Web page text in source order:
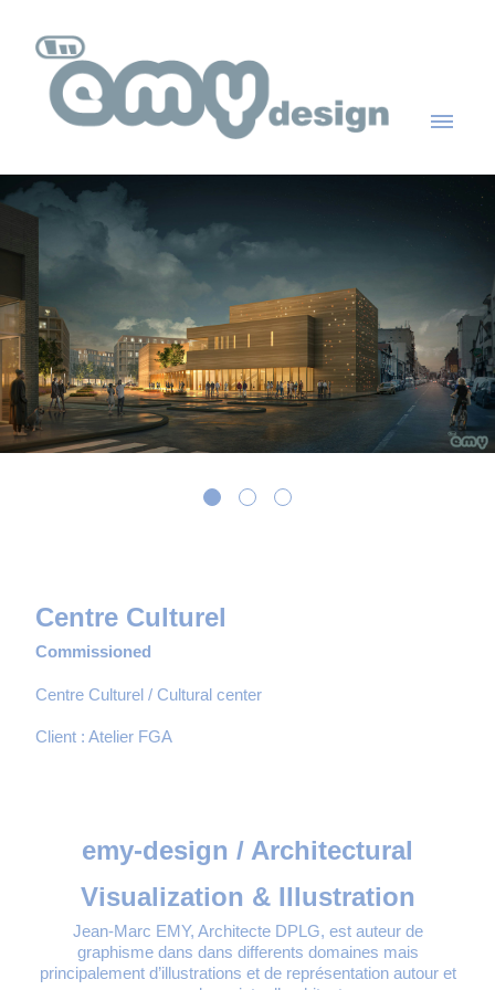
Centre Culturel
Commissioned
Centre Culturel / Cultural center
Client : Atelier FGA
emy-design / Architectural
Visualization & Illustration
Jean-Marc EMY, Architecte DPLG, est auteur de
graphisme dans dans differents domaines mais
principalement d’illustrations et de représentation autour et